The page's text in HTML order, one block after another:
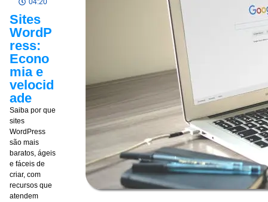
04:20
Sites
WordP
ress:
Econo
mia e
velocid
ade
Saiba por que
sites
WordPress
são mais
baratos, ágeis
e fáceis de
criar, com
recursos que
atendem